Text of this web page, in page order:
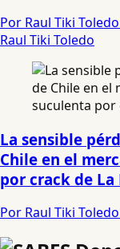
Por Raul Tiki Toledo
Raul Tiki Toledo
La sensible
Chile en el
por crack de La
Por Raul Tiki Toledo